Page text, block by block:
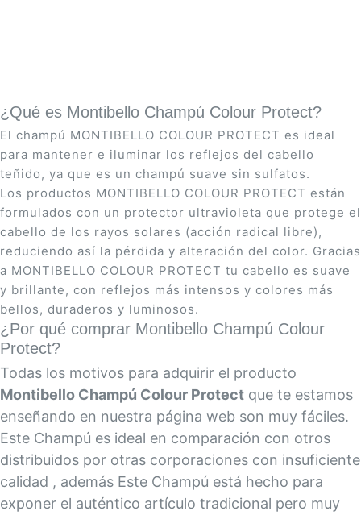
¿Qué es Montibello Champú Colour Protect?
El champú MONTIBELLO COLOUR PROTECT es ideal
para mantener e iluminar los reflejos del cabello
teñido, ya que es un champú suave sin sulfatos.
Los productos MONTIBELLO COLOUR PROTECT están
formulados con un protector ultravioleta que protege el
cabello de los rayos solares (acción radical libre),
reduciendo así la pérdida y alteración del color. Gracias
a MONTIBELLO COLOUR PROTECT tu cabello es suave
y brillante, con reflejos más intensos y colores más
bellos, duraderos y luminosos.
¿Por qué comprar Montibello Champú Colour
Protect?
Todas los motivos para adquirir el producto
Montibello Champú Colour Protect que te estamos
enseñando en nuestra página web son muy fáciles.
Este Champú es ideal en comparación con otros
distribuidos por otras corporaciones con insuficiente
calidad , además Este Champú está hecho para
exponer el auténtico artículo tradicional pero muy